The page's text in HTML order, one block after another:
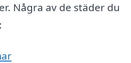
Några av de städer du